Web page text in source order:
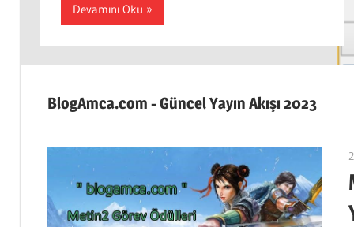
Devamını Oku
BlogAmca.com - Güncel Yayın Akışı 2023